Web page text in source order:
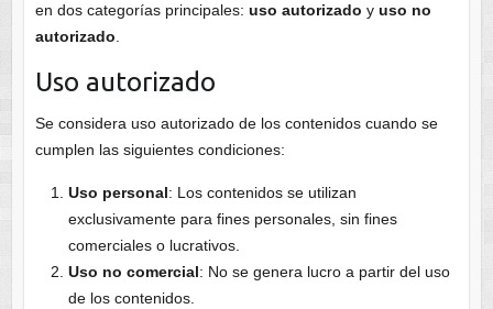
en dos categorías principales: uso autorizado y uso no
autorizado
Uso autorizado
Se considera uso autorizado de los contenidos cuando se
cumplen las siguientes condiciones:
Uso personal: Los contenidos se utilizan
exclusivamente para fines personales, sin fines
comerciales o lucrativos.
Uso no comercial: No se genera lucro a partir del uso
de los contenidos.